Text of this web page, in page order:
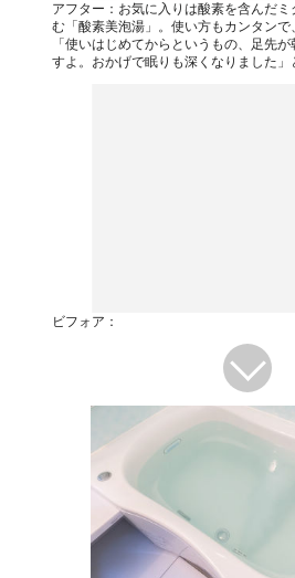
アフター：お気に入りは酸素を含んだ
む「酸素美泡湯」。使い方もカンタンで
「使いはじめてからというもの、足先
すよ。おかげで眠りも深くなりました」
ビフォア：